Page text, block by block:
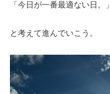
「今日が一番最適ない日。」
と考えて進んでいこう。